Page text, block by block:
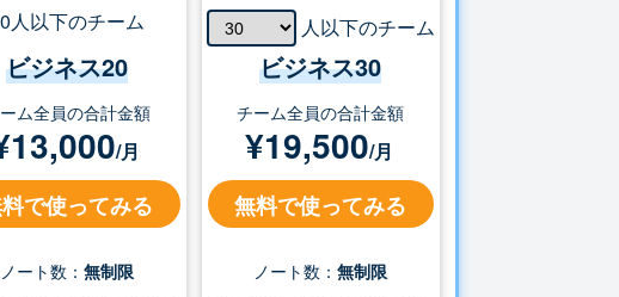
人以下のチーム
ビジネス20
ム全員の合計金額
13,000/月
で使ってみる
ノート数：無制限
人以下のチーム
ビジネス30
チーム全員の合計金額
¥19,500/月
無料で使ってみる
ノート数：無制限